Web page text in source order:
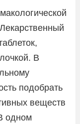
В
подобрать
веществ
одном